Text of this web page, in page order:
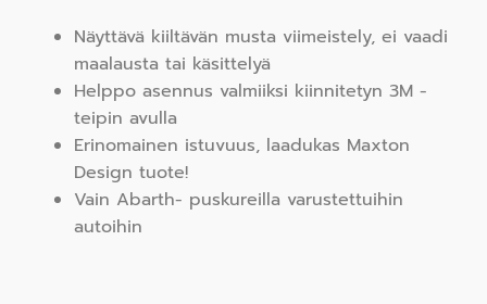
Näyttävä kiiltävän musta viimeistely, ei vaadi
maalausta tai käsittelyä
Helppo asennus valmiiksi kiinnitetyn 3M -
teipin avulla
Erinomainen istuvuus, laadukas Maxton
Design tuote!
Vain Abarth- puskureilla varustettuihin
autoihin